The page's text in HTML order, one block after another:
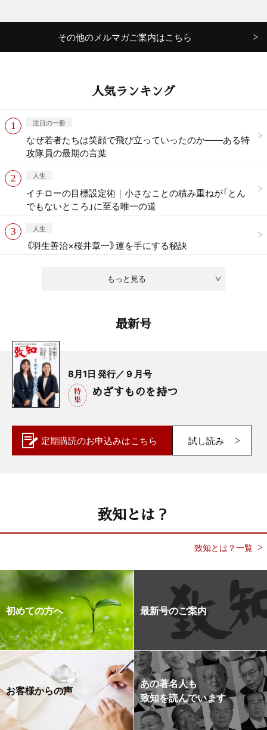
その他のメルマガご案内はこちら
人気ランキング
もっと見る
注目の一冊
なぜ若者たちは笑顔で飛び立っていったのか——ある特
攻隊員の最期の言葉
人生
イチローの目標設定術｜小さなことの積み重ねが「とん
でもないところ」に至る唯一の道
人生
《羽生善治×桜井章一》運を手にする秘訣
最新号
8月1日 発行／ 9 月号
めざすものを持つ
定期購読のお申込みはこちら 試し読み
致知とは？
致知とは？一覧
初めての方へ 最新号のご案内
お客様からの声
あの著名人も
致知を読んでいます